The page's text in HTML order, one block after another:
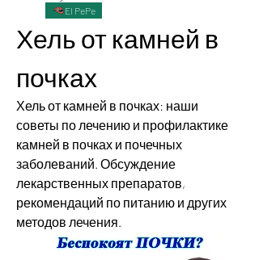
El PePe
Хель от камней в
почках
Хель от камней в почках: наши
советы по лечению и профилактике
камней в почках и почечных
заболеваний. Обсуждение
лекарственных препаратов,
рекомендаций по питанию и других
методов лечения.